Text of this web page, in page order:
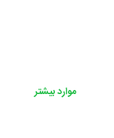
موارد بیشتر